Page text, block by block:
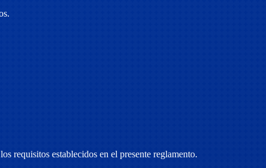
requisitos establecidos en el presente reglamento.